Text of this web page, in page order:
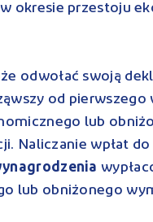
okresie przestoju
odwołać swoją
od pierwszego
lub
Naliczanie wpłat do
lub obniżonego